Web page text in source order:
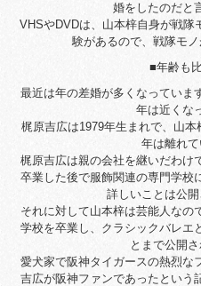
婚をしたのだと
VHSやDVDは、山本梓自身が戦隊
験があるので、戦隊モノ
■年齢も
最近は年の差婚が多くなっていま
年は近くな
梶原吉広は1979年生まれで、山
年は離れて
梶原吉広は親の会社を継いだわけ
卒業した後で服飾関連の専門学校
詳しいことは公開
それに対して山本梓は芸能人なの
学校を卒業し、クラシックバレエ
とまで公開さ
愛犬家で阪神タイガースの熱烈な
吉広が阪神ファンであったという